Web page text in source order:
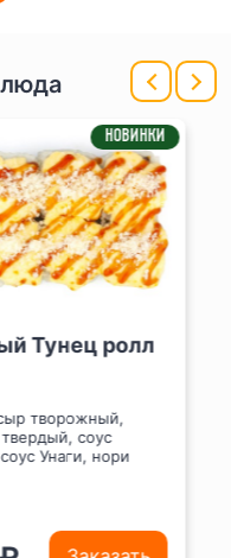
НОВИНКИ
ролл
соус
нори